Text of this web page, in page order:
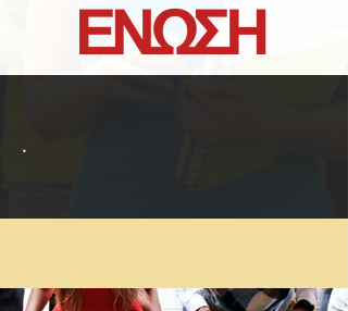
.